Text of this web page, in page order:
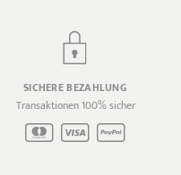
SICHERE BEZAHLUNG
Transaktionen 100% sicher